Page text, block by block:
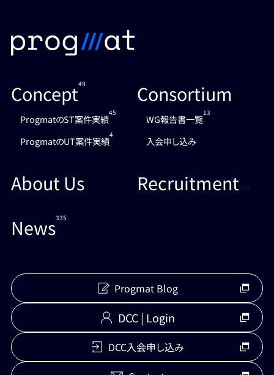
Concept49
ProgmatのST案件実績
45
ProgmatのUT案件実績
4
About Us
News335
Consortium
WG報告書一覧
13
入会申し込み
Recruitment
Progmat Blog
DCC | Login
DCC入会申し込み